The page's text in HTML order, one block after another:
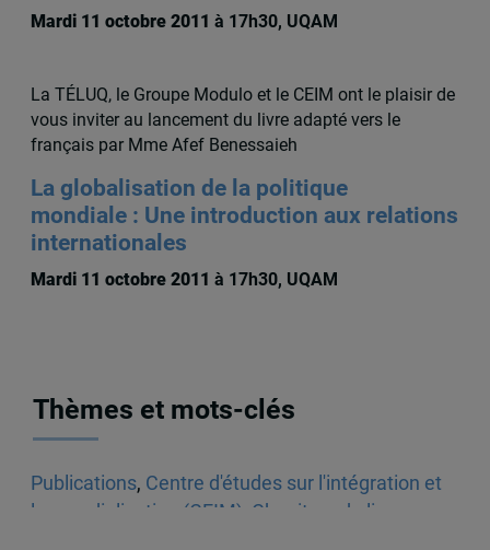
Mardi 11 octobre 2011 à 17h30, UQAM
La TÉLUQ, le Groupe Modulo et le CEIM ont le plaisir de
vous inviter au lancement du livre adapté vers le
français par Mme Afef Benessaieh
La globalisation de la politique
mondiale : Une introduction aux relations
internationales
Mardi 11 octobre 2011 à 17h30, UQAM
Thèmes et mots-clés
Publications, Centre d'études sur l'intégration et
la mondialisation (CEIM) Chapitres de livres